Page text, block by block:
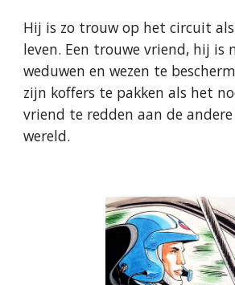
Hij is zo trouw op het circuit
leven. Een trouwe vriend, hij is
weduwen en wezen te
zijn koffers te pakken als het
vriend te redden aan de
wereld.